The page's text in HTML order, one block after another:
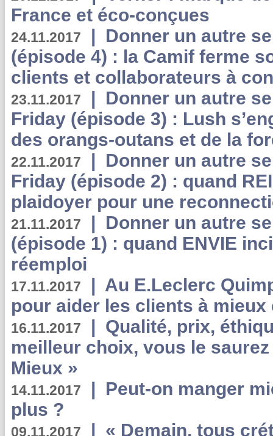
France et éco-conçues
24.11.2017 | Donner un autre
(épisode 4) : la Camif ferme
clients et collaborateurs à
23.11.2017 | Donner un autre
Friday (épisode 3) : Lush
des orangs-outans et de la
22.11.2017 | Donner un autre
Friday (épisode 2) : quand
plaidoyer pour une
21.11.2017 | Donner un autre
(épisode 1) : quand ENVIE
réemploi
17.11.2017 | Au E.Leclerc
pour aider les clients à
16.11.2017 | Qualité, prix,
meilleur choix, vous le
Mieux »
14.11.2017 | Peut-on manger
plus ?
09.11.2017 | « Demain, tous